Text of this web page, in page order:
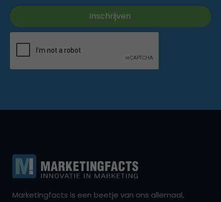
Marketingfacts is een beetje van ons allemaal,